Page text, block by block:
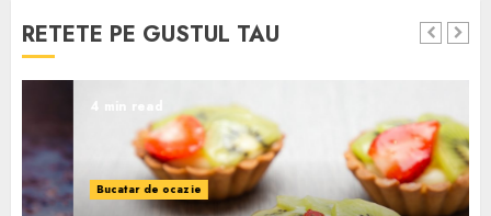
RETETE PE GUSTUL TAU
4 min read
Bucatar de ocazie